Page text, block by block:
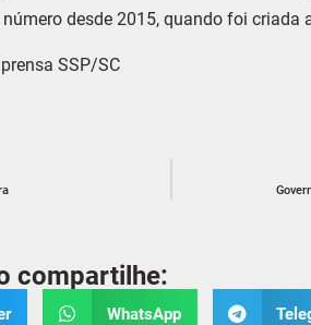
desde 2015, quando foi criada
SSP/SC
compartilhe:
WhatsApp